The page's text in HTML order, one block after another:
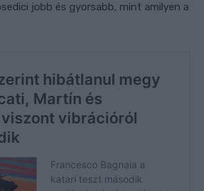
jobb és gyorsabb, mint amilyen a